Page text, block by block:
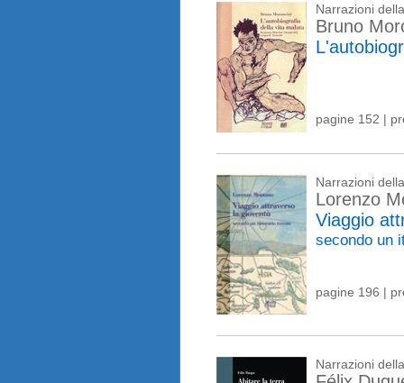
Narrazioni
Bruno
pagine 152 |
Narrazioni
Lorenzo
Viaggio
secondo un
pagine 196 |
Narrazioni